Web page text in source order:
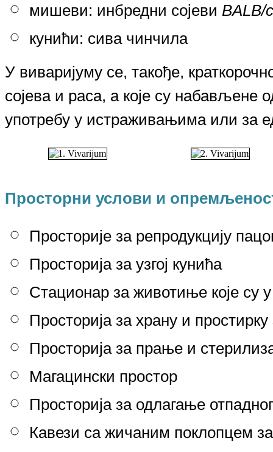
мишеви: инбредни сојеви BALB/
кунићи: сива чинчила
У виваријуму се, такође,
сојева и раса, а које су набављене
употребу у истраживањима или за
Просторни услови и
Просторије за репродукцију
Просторија за узгој кунића
Стационар за животиње које су
Просторија за храну и
Просторија за прање и
Магацински простор
Просторија за одлагање
Кавези са жичаним поклопцем